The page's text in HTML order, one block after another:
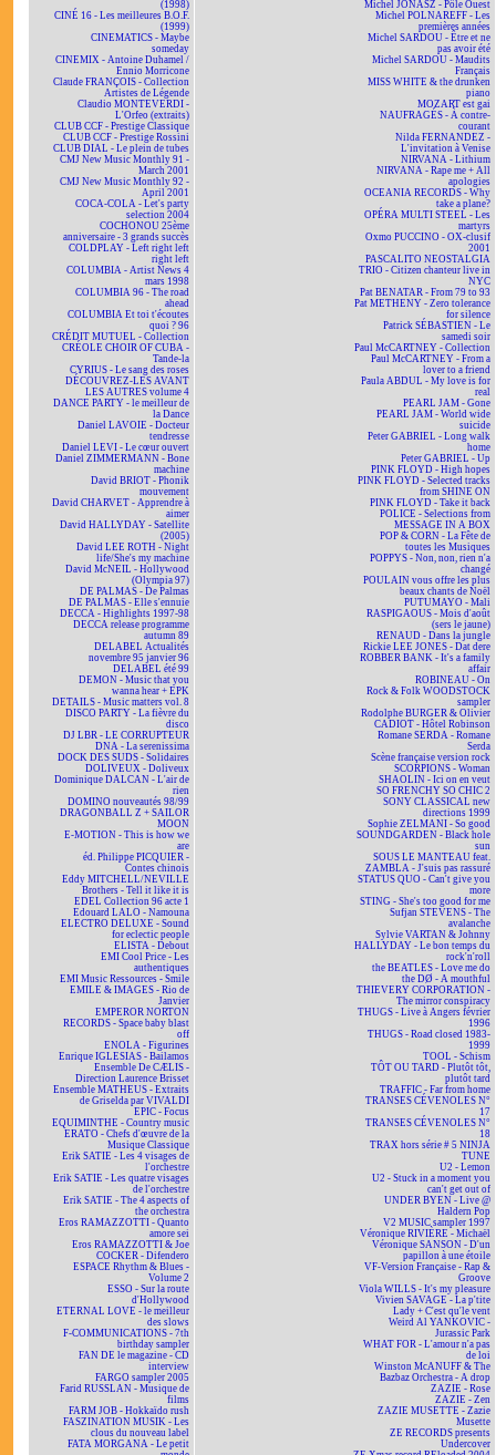
(1998)
CINÉ 16 - Les meilleures B.O.F.
(1999)
CINEMATICS - Maybe
someday
CINEMIX - Antoine Duhamel /
Ennio Morricone
Claude FRANÇOIS - Collection
Artistes de Légende
Claudio MONTEVERDI -
L'Orfeo (extraits)
CLUB CCF - Prestige Classique
CLUB CCF - Prestige Rossini
CLUB DIAL - Le plein de tubes
CMJ New Music Monthly 91 -
March 2001
CMJ New Music Monthly 92 -
April 2001
COCA-COLA - Let's party
selection 2004
COCHONOU 25ème
anniversaire - 3 grands succès
COLDPLAY - Left right left
right left
COLUMBIA - Artist News 4
mars 1998
COLUMBIA 96 - The road
ahead
COLUMBIA Et toi t'écoutes
quoi ? 96
CRÉDIT MUTUEL - Collection
CRÉOLE CHOIR OF CUBA -
Tande-la
CYRIUS - Le sang des roses
DÉCOUVREZ-LES AVANT
LES AUTRES volume 4
DANCE PARTY - le meilleur de
la Dance
Daniel LAVOIE - Docteur
tendresse
Daniel LEVI - Le cœur ouvert
Daniel ZIMMERMANN - Bone
machine
David BRIOT - Phonik
mouvement
David CHARVET - Apprendre à
aimer
David HALLYDAY - Satellite
(2005)
David LEE ROTH - Night
life/She's my machine
David McNEIL - Hollywood
(Olympia 97)
DE PALMAS - De Palmas
DE PALMAS - Elle s'ennuie
DECCA - Highlights 1997-98
DECCA release programme
autumn 89
DELABEL Actualités
novembre 95 janvier 96
DELABEL été 99
DEMON - Music that you
wanna hear + EPK
DETAILS - Music matters vol. 8
DISCO PARTY - La fièvre du
disco
DJ LBR - LE CORRUPTEUR
DNA - La serenissima
DOCK DES SUDS - Solidaires
DOLIVEUX - Doliveux
Dominique DALCAN - L'air de
rien
DOMINO nouveautés 98/99
DRAGONBALL Z + SAILOR
MOON
E-MOTION - This is how we
are
éd. Philippe PICQUIER -
Contes chinois
Eddy MITCHELL/NEVILLE
Brothers - Tell it like it is
EDEL Collection 96 acte 1
Edouard LALO - Namouna
ELECTRO DELUXE - Sound
for eclectic people
ELISTA - Debout
EMI Cool Price - Les
authentiques
EMI Music Ressources - Smile
EMILE & IMAGES - Rio de
Janvier
EMPEROR NORTON
RECORDS - Space baby blast
off
ENOLA - Figurines
Enrique IGLESIAS - Bailamos
Ensemble De CÆLIS -
Direction Laurence Brisset
Ensemble MATHEUS - Extraits
de Griselda par VIVALDI
EPIC - Focus
EQUIMINTHE - Country music
ERATO - Chefs d'œuvre de la
Musique Classique
Erik SATIE - Les 4 visages de
l'orchestre
Erik SATIE - Les quatre visages
de l'orchestre
Erik SATIE - The 4 aspects of
the orchestra
Eros RAMAZZOTTI - Quanto
amore sei
Eros RAMAZZOTTI & Joe
COCKER - Difendero
ESPACE Rhythm & Blues -
Volume 2
ESSO - Sur la route
d'Hollywood
ETERNAL LOVE - le meilleur
des slows
F-COMMUNICATIONS - 7th
birthday sampler
FAN DE le magazine - CD
interview
FARGO sampler 2005
Farid RUSSLAN - Musique de
films
FARM JOB - Hokkaïdo rush
FASZINATION MUSIK - Les
clous du nouveau label
FATA MORGANA - Le petit
Michel JONASZ - Pôle Ouest
Michel POLNAREFF - Les
premières années
Michel SARDOU - Être et ne
pas avoir été
Michel SARDOU - Maudits
Français
MISS WHITE & the drunken
piano
MOZART est gai
NAUFRAGÉS - À contre-
courant
Nilda FERNANDEZ -
L'invitation à Venise
NIRVANA - Lithium
NIRVANA - Rape me + All
apologies
OCEANIA RECORDS - Why
take a plane?
OPÉRA MULTI STEEL - Les
martyrs
Oxmo PUCCINO - OX-clusif
2001
PASCALITO NEOSTALGIA
TRIO - Citizen chanteur live in
NYC
Pat BENATAR - From 79 to 93
Pat METHENY - Zero tolerance
for silence
Patrick SÉBASTIEN - Le
samedi soir
Paul McCARTNEY - Collection
Paul McCARTNEY - From a
lover to a friend
Paula ABDUL - My love is for
real
PEARL JAM - Gone
PEARL JAM - World wide
suicide
Peter GABRIEL - Long walk
home
Peter GABRIEL - Up
PINK FLOYD - High hopes
PINK FLOYD - Selected tracks
from SHINE ON
PINK FLOYD - Take it back
POLICE - Selections from
MESSAGE IN A BOX
POP & CORN - La Fête de
toutes les Musiques
POPPYS - Non, non, rien n'a
changé
POULAIN vous offre les plus
beaux chants de Noël
PUTUMAYO - Mali
RASPIGAOUS - Mois d'août
(sers le jaune)
RENAUD - Dans la jungle
Rickie LEE JONES - Dat dere
ROBBER BANK - It's a family
affair
ROBINEAU - On
Rock & Folk WOODSTOCK
sampler
Rodolphe BURGER & Olivier
CADIOT - Hôtel Robinson
Romane SERDA - Romane
Serda
Scène française version rock
SCORPIONS - Woman
SHAOLIN - Ici on en veut
SO FRENCHY SO CHIC 2
SONY CLASSICAL new
directions 1999
Sophie ZELMANI - So good
SOUNDGARDEN - Black hole
sun
SOUS LE MANTEAU feat.
ZAMBLA - J'suis pas rassuré
STATUS QUO - Can't give you
more
STING - She's too good for me
Sufjan STEVENS - The
avalanche
Sylvie VARTAN & Johnny
HALLYDAY - Le bon temps du
rock'n'roll
the BEATLES - Love me do
the DØ - A mouthful
THIEVERY CORPORATION -
The mirror conspiracy
THUGS - Live à Angers février
1996
THUGS - Road closed 1983-
1999
TOOL - Schism
TÔT OU TARD - Plutôt tôt,
plutôt tard
TRAFFIC - Far from home
TRANSES CÉVENOLES N°
17
TRANSES CÉVENOLES N°
18
TRAX hors série # 5 NINJA
TUNE
U2 - Lemon
U2 - Stuck in a moment you
can't get out of
UNDER BYEN - Live @
Haldern Pop
V2 MUSIC sampler 1997
Véronique RIVIÈRE - Michaël
Véronique SANSON - D'un
papillon à une étoile
VF-Version Française - Rap &
Groove
Viola WILLS - It's my pleasure
Vivien SAVAGE - La p'tite
Lady + C'est qu'le vent
Weird Al YANKOVIC -
Jurassic Park
WHAT FOR - L'amour n'a pas
de loi
Winston McANUFF & The
Bazbaz Orchestra - A drop
ZAZIE - Rose
ZAZIE - Zen
ZAZIE MUSETTE - Zazie
Musette
ZE RECORDS presents
Undercover